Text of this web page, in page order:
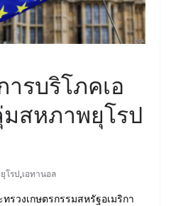
รบริโภคเอ
สหภาพยุโรป
โรป,เอทานอล
รวงเกษตรกรรมสหรัฐอเมริกา